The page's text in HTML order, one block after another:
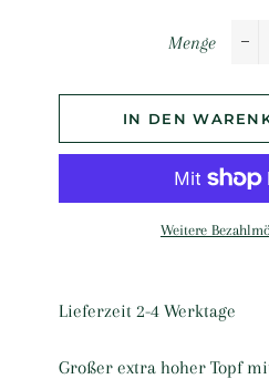
Menge
IN DEN
Weitere
Lieferzeit 2-4 Werktage
Großer extra hoher Topf